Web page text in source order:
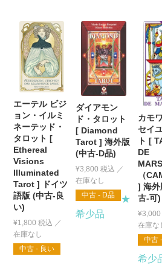
希少品
書籍
カード関連グッズ
エーテル ビジ
ョン・イルミ
ネーテッド・
タロット [
Ethereal
Visions
Illuminated
Tarot ] ドイツ
語版 (中古-良
い)
¥1,800 税込
中古 - 良い
ダイアモン
ド・タロット
[ Diamond
Tarot ] 海外版
(中古-D品)
¥3,800 税込
中古 - D品
★
希少品
カモ
セイ
ト [
DE
（
] 海外
古-可)
¥3,000
中古
希少